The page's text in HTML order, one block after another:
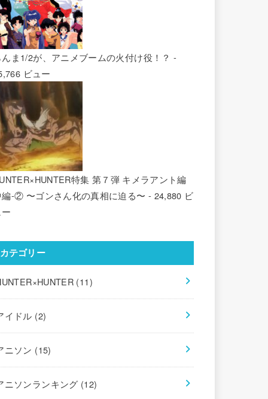
ま1/2が、アニメブームの火付け役！？ -
ビュー
特集 第７弾 キメラアント編
編-② 〜ゴンさん化の真相に迫る〜 - 24,880 ビ
カテゴリー
(11)
イドル (2)
ニソン (15)
ニソンランキング (12)